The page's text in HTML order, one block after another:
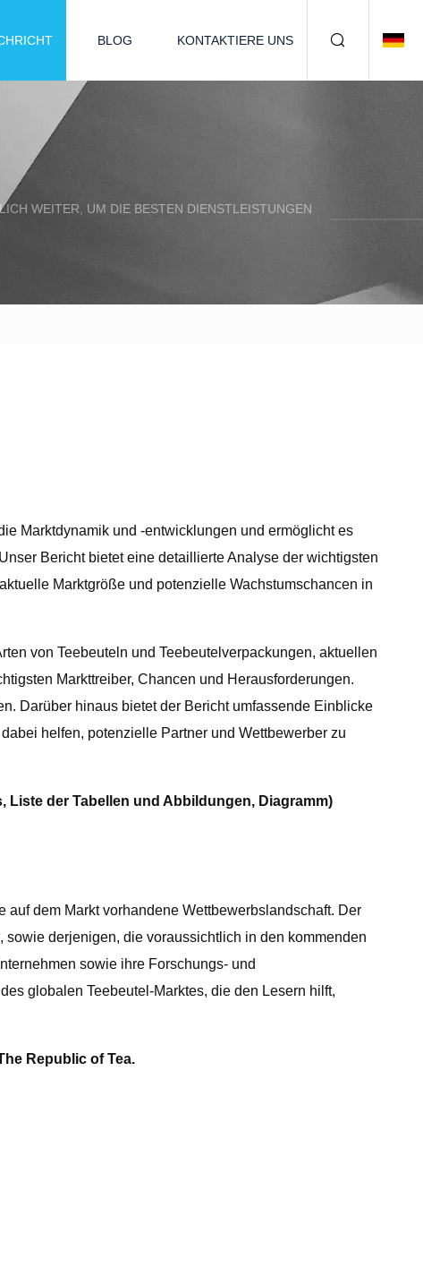
BLOG KONTAKTIERE UNS
WEITER, UM DIE BESTEN DIENSTLEISTUNGEN
Marktdynamik und -entwicklungen und ermöglicht es
Bericht bietet eine detaillierte Analyse der wichtigsten
Marktgröße und potenzielle Wachstumschancen in
von Teebeuteln und Teebeutelverpackungen, aktuellen
Markttreiber, Chancen und Herausforderungen.
Darüber hinaus bietet der Bericht umfassende Einblicke
helfen, potenzielle Partner und Wettbewerber zu
der Tabellen und Abbildungen, Diagramm)
auf dem Markt vorhandene Wettbewerbslandschaft. Der
derjenigen, die voraussichtlich in den kommenden
sowie ihre Forschungs- und
globalen Teebeutel-Marktes, die den Lesern hilft,
Republic of Tea.